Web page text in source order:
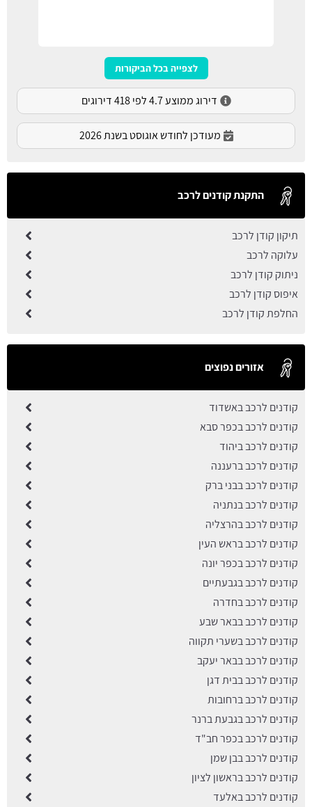
לצפייה בכל הביקורות
דירוג ממוצע 4.7 לפי 418 דירוגים
מעודכן לחודש אוגוסט בשנת 2026
התקנת קודנים לרכב
תיקון קודן לרכב
עלוקה לרכב
ניתוק קודן לרכב
איפוס קודן לרכב
החלפת קודן לרכב
אזורים נפוצים
קודנים לרכב באשדוד
קודנים לרכב בכפר סבא
קודנים לרכב ביהוד
קודנים לרכב ברעננה
קודנים לרכב בבני ברק
קודנים לרכב בנתניה
קודנים לרכב בהרצליה
קודנים לרכב בראש העין
קודנים לרכב בכפר יונה
קודנים לרכב בגבעתיים
קודנים לרכב בחדרה
קודנים לרכב בבאר שבע
קודנים לרכב בשערי תקווה
קודנים לרכב בבאר יעקב
קודנים לרכב בבית דגן
קודנים לרכב ברחובות
קודנים לרכב בגבעת ברנר
קודנים לרכב בכפר חב"ד
קודנים לרכב בבן שמן
קודנים לרכב בראשון לציון
קודנים לרכב באלעד